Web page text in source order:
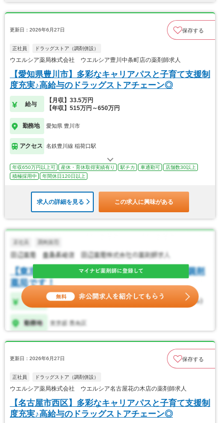
更新日：2026年6月27日 保存する
正社員 ドラッグストア（調剤併設）
ウエルシア薬局株式会社 ウエルシア豊川中条町店の薬剤師求人
【愛知県豊川市】多彩なキャリアパスと子育て支援制
度充実♪高給与のドラッグストアチェーン◎
給与
【月収】33.5万円
【年収】515万円～650万円
勤務地 愛知県 豊川市
アクセス 名鉄豊川線 稲荷口駅
年収650万円以上可 産休・育休取得実績有り 駅チカ 車通勤可
店舗数30以上
積極採用中
年間休日120日以上
求人の詳細を見る この求人に興味がある
更新日：2026年6月27日 保存する
正社員 ドラッグストア（調剤併設）
ウエルシア薬局株式会社 ウエルシア名古屋花の木店の薬剤師求人
【名古屋市西区】多彩なキャリアパスと子育て支援制
度充実♪高給与のドラッグストアチェーン◎